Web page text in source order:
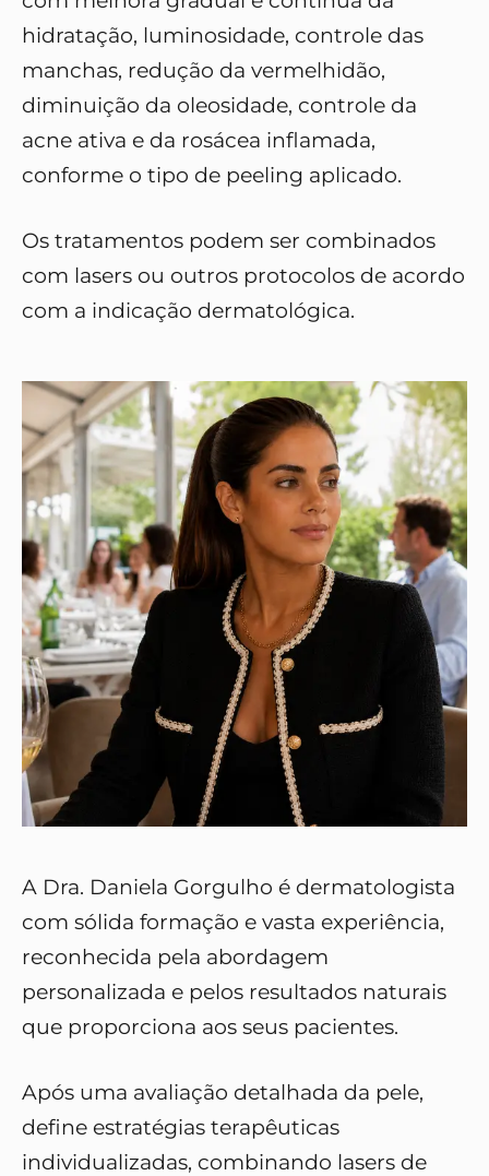
hidratação, luminosidade, controle das
manchas, redução da vermelhidão,
diminuição da oleosidade, controle da
acne ativa e da rosácea inflamada,
conforme o tipo de peeling aplicado.
Os tratamentos podem ser combinados
com lasers ou outros protocolos de acordo
com a indicação dermatológica.
A Dra. Daniela Gorgulho é dermatologista
com sólida formação e vasta experiência,
reconhecida pela abordagem
personalizada e pelos resultados naturais
que proporciona aos seus pacientes.
Após uma avaliação detalhada da pele,
define estratégias terapêuticas
individualizadas, combinando lasers de